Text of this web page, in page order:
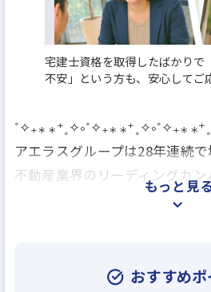
宅建士資格を取得したばかりで
不安」という方も、安心してご
˚✧₊⁎ ⁎⁺˳✧༚˚✧₊⁎ ⁎⁺˳✧༚˚✧₊⁎
アエラスグループは28年連続で
不動産業界のリーディングカ
˚✧₊⁎ ⁎⁺˳✧༚˚✧₊⁎ ⁎⁺˳✧༚˚✧₊⁎
【宅建事務スタッフ】として活
もっと見
おすすめ